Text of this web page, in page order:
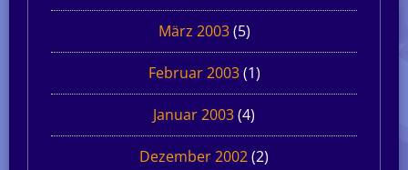
März 2003(5)
Februar 2003(1)
Januar 2003(4)
Dezember 2002(2)